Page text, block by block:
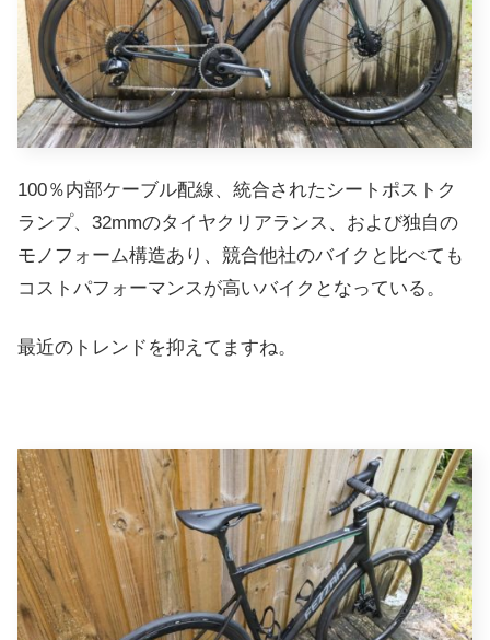
100％内部ケーブル配線、統合されたシートポストク
ランプ、32mmのタイヤクリアランス、および独自の
モノフォーム構造あり、競合他社のバイクと比べても
コストパフォーマンスが高いバイクとなっている。
最近のトレンドを抑えてますね。